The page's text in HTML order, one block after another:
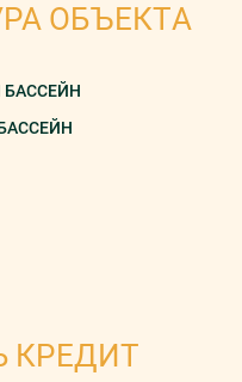
ОБЪЕКТА
КРЕДИТ